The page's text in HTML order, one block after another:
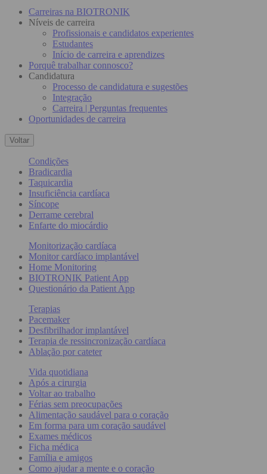
Carreiras na BIOTRONIK
Níveis de carreira
Profissionais e candidatos experientes
Estudantes
Início de carreira e aprendizes
Porquê trabalhar connosco?
Candidatura
Processo de candidatura e sugestões
Integração
Carreira | Perguntas frequentes
Oportunidades de carreira
Voltar
Condições
Bradicardia
Taquicardia
Insuficiência cardíaca
Síncope
Derrame cerebral
Enfarte do miocárdio
Monitorização cardíaca
Monitor cardíaco implantável
Home Monitoring
BIOTRONIK Patient App
Questionário da Patient App
Terapias
Pacemaker
Desfibrilhador implantável
Terapia de ressincronização cardíaca
Ablação por cateter
Vida quotidiana
Após a cirurgia
Voltar ao trabalho
Férias sem preocupações
Alimentação saudável para o coração
Em forma para um coração saudável
Exames médicos
Ficha médica
Família e amigos
Como ajudar a mente e o coração